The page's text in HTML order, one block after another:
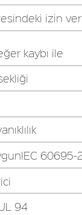
izin
kaybı ile
60695-
94